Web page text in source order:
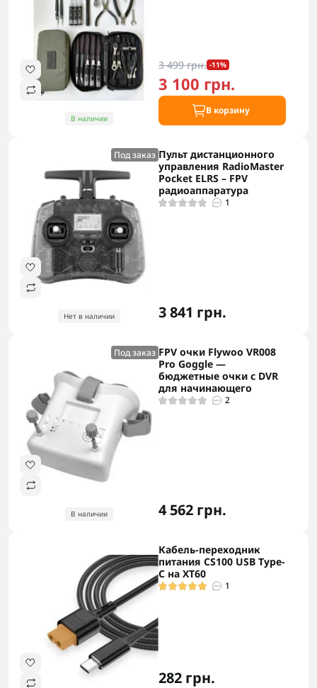
В наличии
3 499 грн. -11%
3 100 грн.
В корзину
Под заказ
Нет в наличии
Пульт дистанционного
управления RadioMaster
Pocket ELRS – FPV
радиоаппаратура
1
3 841 грн.
Под заказ
В наличии
FPV очки Flywoo VR008
Pro Goggle —
бюджетные очки с DVR
для начинающего
2
4 562 грн.
Кабель-переходник
питания CS100 USB Type-
C на XT60
1
282 грн.